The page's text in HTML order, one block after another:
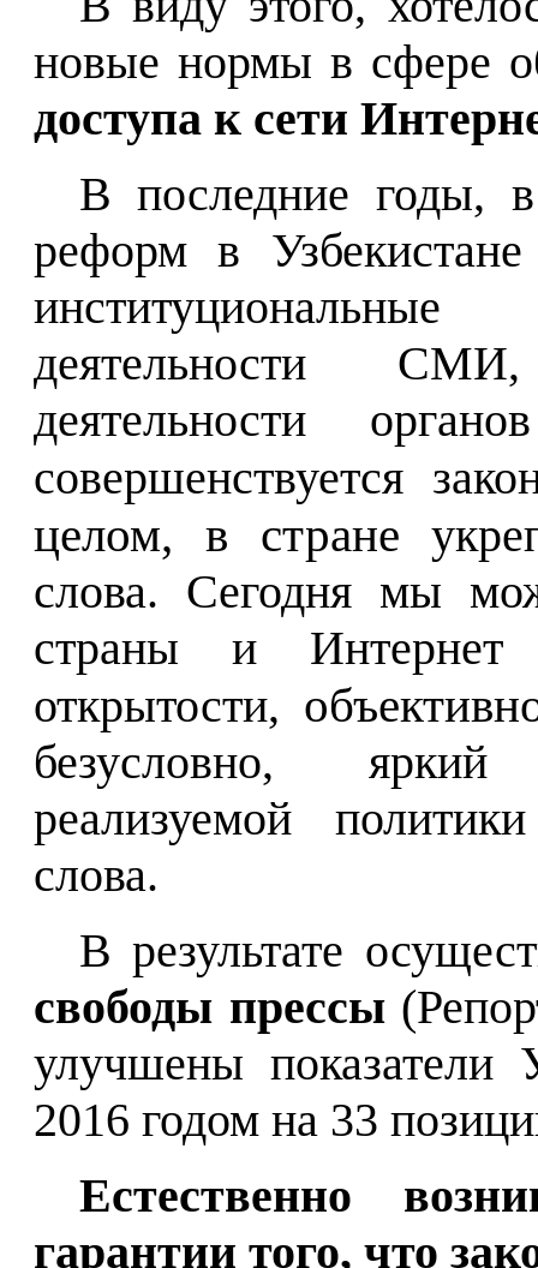
новые нормы в сфере
доступа к сети
В последние годы, в
реформ в
деятельности
деятельности
совершенствуется
целом, в стране
слова. Сегодня мы
страны и Интернет
открытости,
безусловно, яркий
реализуемой
слова.
В результате
свободы прессы
улучшены показатели
2016 годом на 33
Естественно
гарантии того, что